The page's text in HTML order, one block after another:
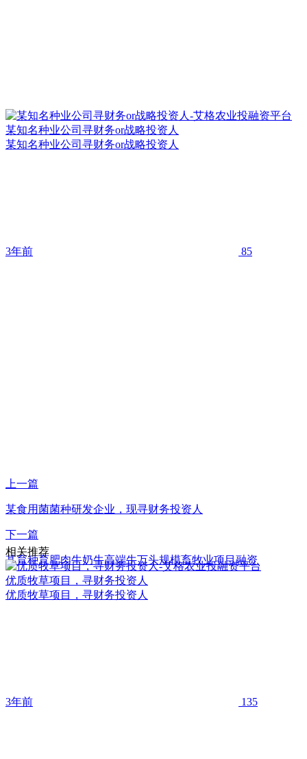
某知名种业公司寻财务or战略投资人
某知名种业公司寻财务or战略投资人
3年前 85
上一篇
某食用菌菌种研发企业，现寻财务投资人
下一篇
某育种育肥肉牛奶牛高端牛万头规模畜牧业项目融资
相关推荐
优质牧草项目，寻财务投资人
优质牧草项目，寻财务投资人
3年前 135